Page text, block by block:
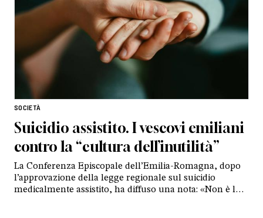
SOCIETÀ
Suicidio assistito. I vescovi emiliani
contro la “cultura dell’inutilità”
La Conferenza Episcopale dell’Emilia-Romagna, dopo
l’approvazione della legge regionale sul suicidio
medicalmente assistito, ha diffuso una nota: «Non è la